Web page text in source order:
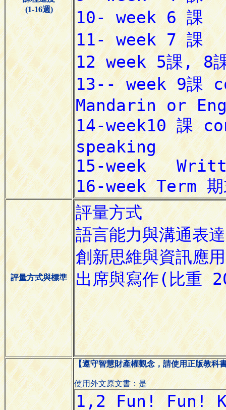
(1-16週)
評量方式與標準
【遵守智慧財產權觀念，請使用正版教科
使用外文原文書：是